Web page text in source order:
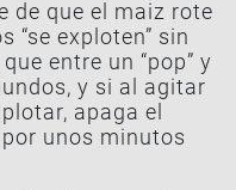
de que el maiz rote
“se exploten” sin
entre un “pop” y
y si al agitar
apaga el
unos minutos